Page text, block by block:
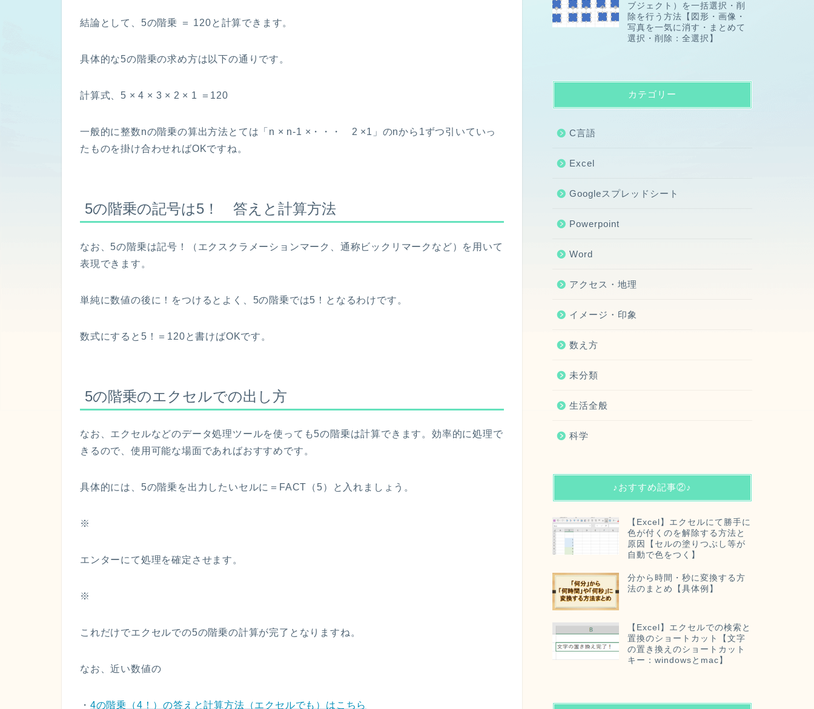
結論として、5の階乗 ＝ 120と計算できます。
具体的な5の階乗の求め方は以下の通りです。
計算式、5 × 4 × 3 × 2 × 1 ＝120
一般的に整数nの階乗の算出方法とては「n × n-1 ×・・・ 2 ×1」のnから1ずつ引いていっ
たものを掛け合わせればOKですね。
5の階乗の記号は5！ 答えと計算方法
なお、5の階乗は記号！（エクスクラメーションマーク、通称ビックリマークなど）を用いて
表現できます。
単純に数値の後に！をつけるとよく、5の階乗では5！となるわけです。
数式にすると5！＝120と書けばOKです。
5の階乗のエクセルでの出し方
なお、エクセルなどのデータ処理ツールを使っても5の階乗は計算できます。効率的に処理で
きるので、使用可能な場面であればおすすめです。
具体的には、5の階乗を出力したいセルに＝FACT（5）と入れましょう。
※
エンターにて処理を確定させます。
※
これだけでエクセルでの5の階乗の計算が完了となりますね。
なお、近い数値の
・ 4の階乗（4！）の答えと計算方法（エクセルでも）はこちら
ブジェクト）を一括選択・削
除を行う方法【図形・画像・
写真を一気に消す・まとめて
選択・削除：全選択】
カテゴリー
C言語
Excel
Googleスプレッドシート
Powerpoint
Word
アクセス・地理
イメージ・印象
数え方
未分類
生活全般
科学
♪おすすめ記事②♪
【Excel】エクセルにて勝手に
色が付くのを解除する方法と
原因【セルの塗りつぶし等が
自動で色をつく】
分から時間・秒に変換する方
法のまとめ【具体例】
【Excel】エクセルでの検索と
置換のショートカット【文字
の置き換えのショートカット
キー：windowsとmac】